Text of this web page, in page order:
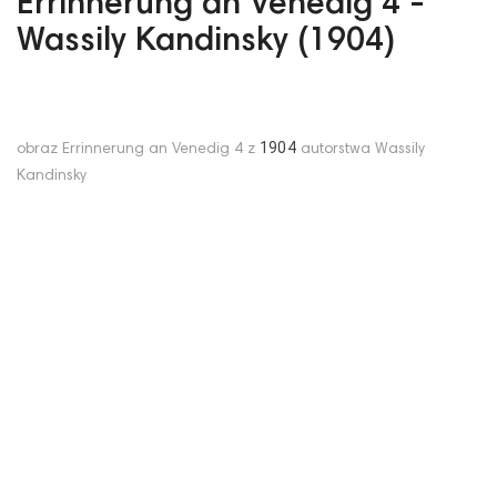
Wassily Kandinsky (1904)
obraz Errinnerung an Venedig 4 z 1904autorstwa Wassily
Kandinsky